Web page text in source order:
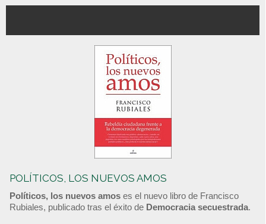
POLÍTICOS, LOS NUEVOS AMOS
Políticos, los nuevos amos es el nuevo libro de Francisco
Rubiales, publicado tras el éxito de Democracia secuestrada.